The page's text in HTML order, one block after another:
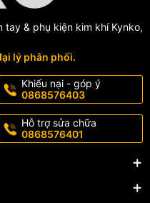
& phụ kiện kim khí Kynko,
lý phân phối.
Khiếu nại - góp ý
0868576403
Hỗ trợ sửa chữa
0868576401